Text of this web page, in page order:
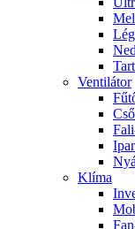
Ventilátor
Klíma